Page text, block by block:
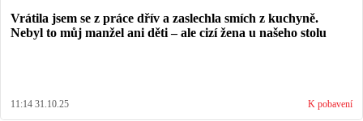
Vrátila jsem se z práce dřív a zaslechla smích z kuchyně.
Nebyl to můj manžel ani děti – ale cizí žena u našeho stolu
11:14 31.10.25 K pobavení